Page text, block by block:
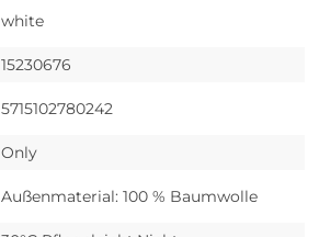
white
15230676
5715102780242
Only
Außenmaterial: 100 % Baumwolle